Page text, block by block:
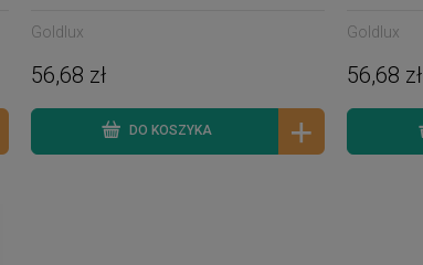
Goldlux
56,68 zł
DO KOSZYKA
Goldlux
56,68 zł